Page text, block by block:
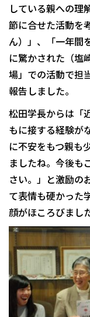
している親への理
節に合せた活動を
ん）」、「一年間
に驚かされた（塩
場」での活動で担
報告しました。
松田学長からは「
もに接する経験が
に不安をもつ親も
ましたね。今後も
さい。」と激励の
て表情も硬かった
顔がほころびまし